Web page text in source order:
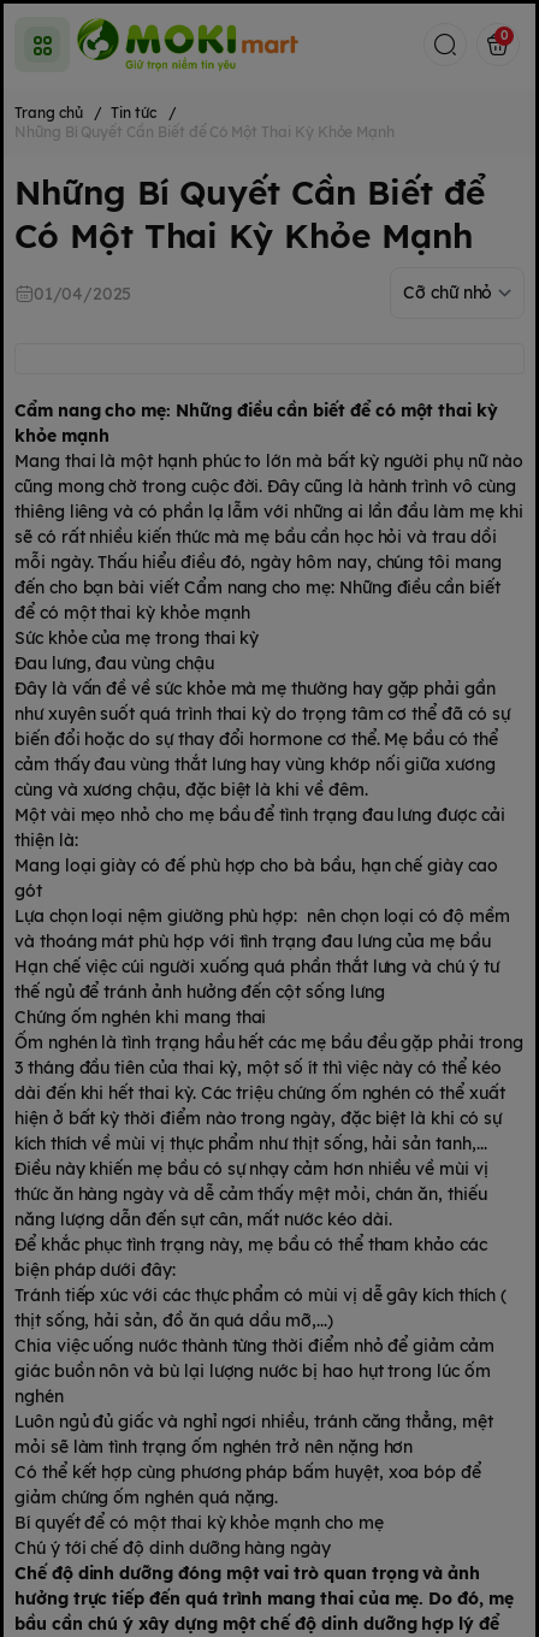
0
Trang chủ / Tin tức
/
Những Bí Quyết Cần Biết để Có Một Thai Kỳ Khỏe Mạnh
Những Bí Quyết Cần Biết để
Có Một Thai Kỳ Khỏe Mạnh
01/04/2025
Cẩm nang cho mẹ: Những điều cần biết để có một thai kỳ
khỏe mạnh
Mang thai là một hạnh phúc to lớn mà bất kỳ người phụ nữ nào
cũng mong chờ trong cuộc đời. Đây cũng là hành trình vô cùng
thiêng liêng và có phần lạ lẫm với những ai lần đầu làm mẹ khi
sẽ có rất nhiều kiến thức mà mẹ bầu cần học hỏi và trau dồi
mỗi ngày. Thấu hiểu điều đó, ngày hôm nay, chúng tôi mang
đến cho bạn bài viết Cẩm nang cho mẹ: Những điều cần biết
để có một thai kỳ khỏe mạnh
Sức khỏe của mẹ trong thai kỳ
Đau lưng, đau vùng chậu
Đây là vấn đề về sức khỏe mà mẹ thường hay gặp phải gần
như xuyên suốt quá trình thai kỳ do trọng tâm cơ thể đã có sự
biến đổi hoặc do sự thay đổi hormone cơ thể. Mẹ bầu có thể
cảm thấy đau vùng thắt lưng hay vùng khớp nối giữa xương
cùng và xương chậu, đặc biệt là khi về đêm.
Một vài mẹo nhỏ cho mẹ bầu để tình trạng đau lưng được cải
thiện là:
Mang loại giày có đế phù hợp cho bà bầu, hạn chế giày cao
gót
Lựa chọn loại nệm giường phù hợp: nên chọn loại có độ mềm
và thoáng mát phù hợp với tình trạng đau lưng của mẹ bầu
Hạn chế việc cúi người xuống quá phần thắt lưng và chú ý tư
thế ngủ để tránh ảnh hưởng đến cột sống lưng
Chứng ốm nghén khi mang thai
Ốm nghén là tình trạng hầu hết các mẹ bầu đều gặp phải trong
3 tháng đầu tiên của thai kỳ, một số ít thì việc này có thể kéo
dài đến khi hết thai kỳ. Các triệu chứng ốm nghén có thể xuất
hiện ở bất kỳ thời điểm nào trong ngày, đặc biệt là khi có sự
kích thích về mùi vị thực phẩm như thịt sống, hải sản tanh,...
Điều này khiến mẹ bầu có sự nhạy cảm hơn nhiều về mùi vị
thức ăn hàng ngày và dễ cảm thấy mệt mỏi, chán ăn, thiếu
năng lượng dẫn đến sụt cân, mất nước kéo dài.
Để khắc phục tình trạng này, mẹ bầu có thể tham khảo các
biện pháp dưới đây:
Tránh tiếp xúc với các thực phẩm có mùi vị dễ gây kích thích (
thịt sống, hải sản, đồ ăn quá dầu mỡ,...)
Chia việc uống nước thành từng thời điểm nhỏ để giảm cảm
giác buồn nôn và bù lại lượng nước bị hao hụt trong lúc ốm
nghén
Luôn ngủ đủ giấc và nghỉ ngơi nhiều, tránh căng thẳng, mệt
mỏi sẽ làm tình trạng ốm nghén trở nên nặng hơn
Có thể kết hợp cùng phương pháp bấm huyệt, xoa bóp để
giảm chứng ốm nghén quá nặng.
Bí quyết để có một thai kỳ khỏe mạnh cho mẹ
Chú ý tới chế độ dinh dưỡng hàng ngày
Chế độ dinh dưỡng đóng một vai trò quan trọng và ảnh
hưởng trực tiếp đến quá trình mang thai của mẹ. Do đó, mẹ
bầu cần chú ý xây dựng một chế độ dinh dưỡng hợp lý để